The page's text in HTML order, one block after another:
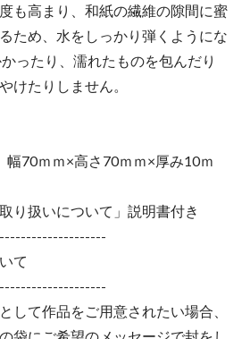
も高まり、和紙の繊維の隙間に蜜
ため、水をしっかり弾くようにな
ったり、濡れたものを包んだり
けたりしません。
70ｍｍ×高さ70ｍｍ×厚み10ｍ
り扱いについて」説明書付き
て
して作品をご用意されたい場合、